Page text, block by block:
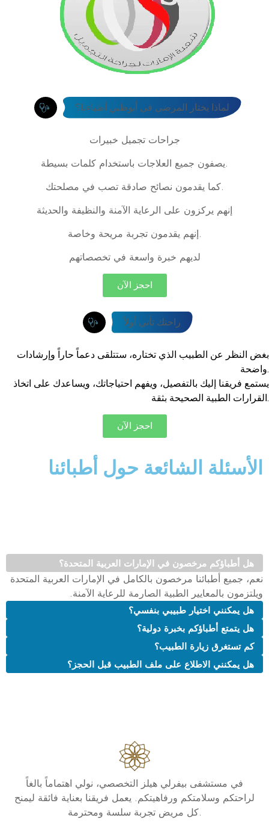
لماذا يختار المرضى في أبوظبي أطباءنا؟
جراحات تجميل خبيرات
يصفون جميع العلاجات باستخدام كلمات بسيطة.
كما يقدمون نصائح صادقة تصب في مصلحتك.
إنهم يركزون على الرعاية الآمنة والنظيفة والحديثة
إنهم يقدمون تجربة مريحة وخاصة.
لديهم خبرة واسعة في تخصصاتهم
احجز الآن
راحتك تأتي أولاً
بغض النظر عن الطبيب الذي تختاره، ستتلقى دعماً حاراً وإرشادات
واضحة.
يستمع فريقنا إليك بالتفصيل، ويفهم احتياجاتك، ويساعدك على اتخاذ
القرارات الطبية الصحيحة بثقة.
احجز الآن
الأسئلة الشائعة حول أطبائنا
هل أطباؤكم مرخصون في الإمارات العربية المتحدة؟
نعم، جميع أطبائنا مرخصون بالكامل في الإمارات العربية المتحدة
ويلتزمون بالمعايير الطبية الصارمة للرعاية الآمنة.
هل يمكنني اختيار طبيبي بنفسي؟
هل يتمتع أطباؤكم بخبرة دولية؟
كم تستغرق زيارة الطبيب؟
هل يمكنني الاطلاع على ملف الطبيب قبل الحجز؟
في مستشفى بيفرلي هيلز التخصصي، نولي اهتماماً بالغاً
لراحتكم وسلامتكم ورفاهيتكم. يعمل فريقنا بعناية فائقة ليمنح
كل مريض تجربة سلسة ومحترمة.